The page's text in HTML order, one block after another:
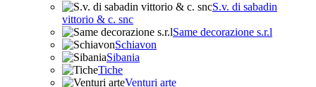
S.v. di sabadin
vittorio & c. snc
Same decorazione s.r.l
Schiavon
Sibania
Tiche
Venturi arte